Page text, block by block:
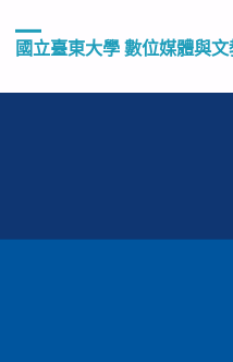
國立臺東大學 數位媒體與